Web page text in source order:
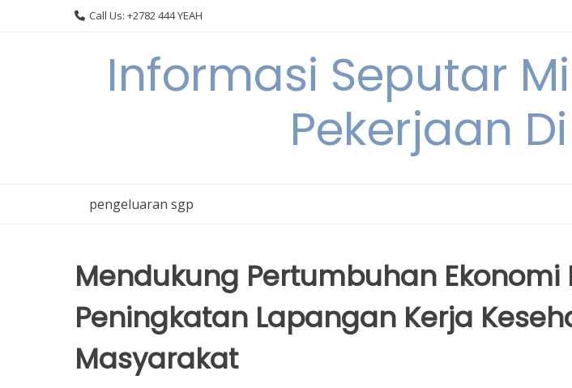
Call Us: +2782 444 YEAH
Informasi Seputar
Pekerjaan
pengeluaran sgp
Mendukung Pertumbuhan Ekonomi
Peningkatan Lapangan Kerja
Masyarakat